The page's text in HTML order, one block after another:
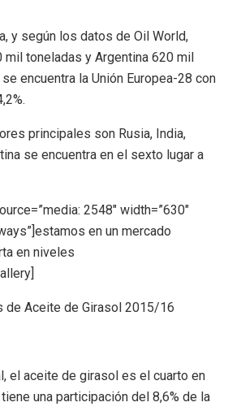
y según los datos de Oil World,
mil toneladas y Argentina 620 mil
encuentra la Unión Europea-28 con
principales son Rusia, India,
se encuentra en el sexto lugar a
2548″ width=”630″
en un mercado
en niveles
de Aceite de Girasol 2015/16
el aceite de girasol es el cuarto en
una participación del 8,6% de la